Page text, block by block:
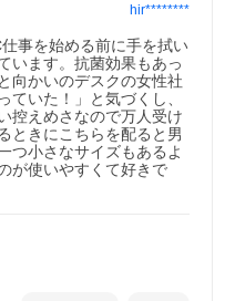
hir********
事を始める前に手を拭い
います。抗菌効果もあっ
向かいのデスクの女性社
ていた！」と気づくし、
控えめさなので万人受け
ときにこちらを配ると男
つ小さなサイズもあるよ
が使いやすくて好きで